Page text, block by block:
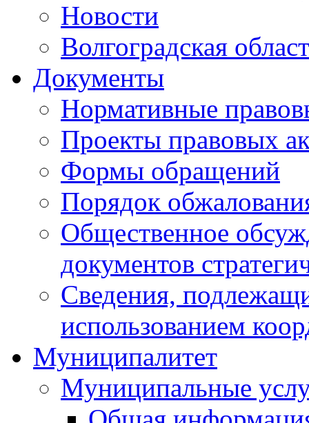
Новости
Волгоградская
Документы
Нормативные
Проекты правовых
Формы обращений
Порядок
Общественное
документов
Сведения,
использованием
Муниципалитет
Муниципальные